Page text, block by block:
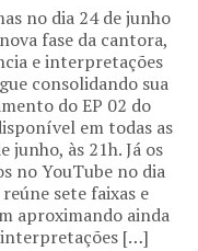
no dia 24 de junho
fase da cantora,
e interpretações
consolidando sua
do EP 02 do
em todas as
junho, às 21h. Já os
no YouTube no dia
sete faixas e
aproximando ainda
interpretações […]